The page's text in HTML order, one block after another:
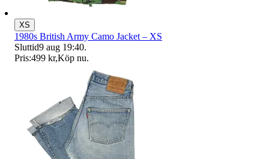
XS
1980s British Army Camo Jacket – XS
Sluttid9 aug 19:40.
Pris:499 kr,Köp nu.